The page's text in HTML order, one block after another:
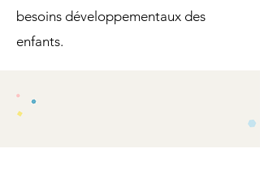
besoins développementaux des
enfants.